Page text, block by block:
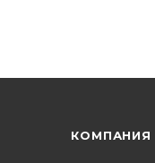
КОМПАНИЯ